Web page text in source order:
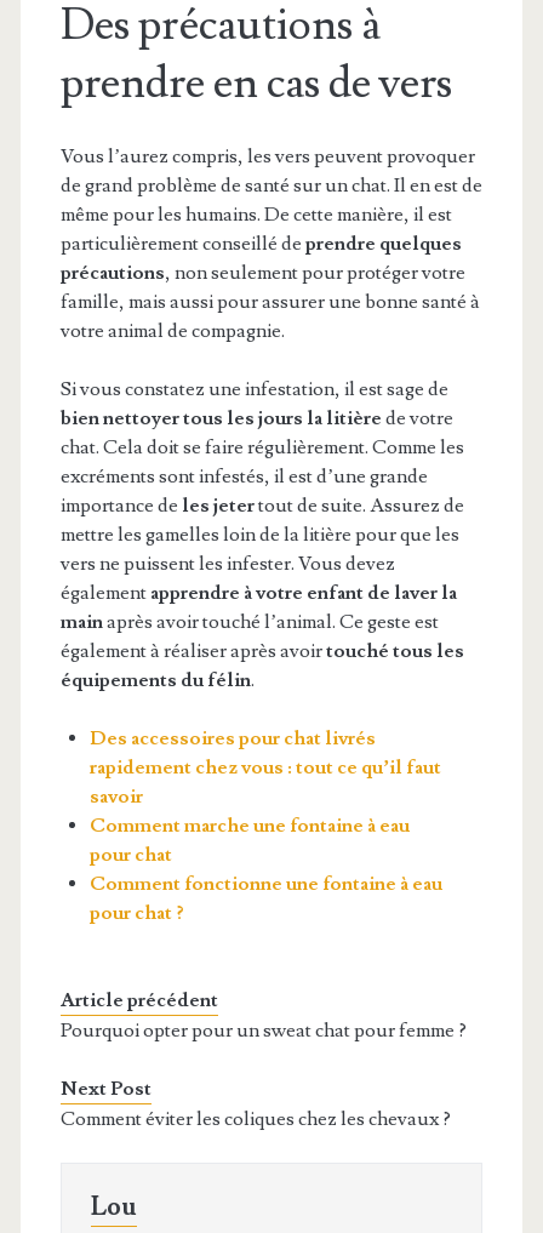
Des précautions à
prendre en cas de vers
Vous l’aurez compris, les vers peuvent provoquer
de grand problème de santé sur un chat. Il en est de
même pour les humains. De cette manière, il est
particulièrement conseillé de prendre quelques
précautions, non seulement pour protéger votre
famille, mais aussi pour assurer une bonne santé à
votre animal de compagnie.
Si vous constatez une infestation, il est sage de
bien nettoyer tous les jours la litière de votre
chat. Cela doit se faire régulièrement. Comme les
excréments sont infestés, il est d’une grande
importance de les jetertout de suite. Assurez de
mettre les gamelles loin de la litière pour que les
vers ne puissent les infester. Vous devez
également apprendre à votre enfant de laver la
mainaprès avoir touché l’animal. Ce geste est
également à réaliser après avoirtouché tous les
équipements du félin.
Des accessoires pour chat livrés
rapidement chez vous : tout ce qu’il faut
savoir
Comment marche une fontaine à eau
pour chat
Comment fonctionne une fontaine à eau
pour chat ?
Article précédent
Pourquoi opter pour un sweat chat pour femme ?
Next Post
Comment éviter les coliques chez les chevaux ?
Lou